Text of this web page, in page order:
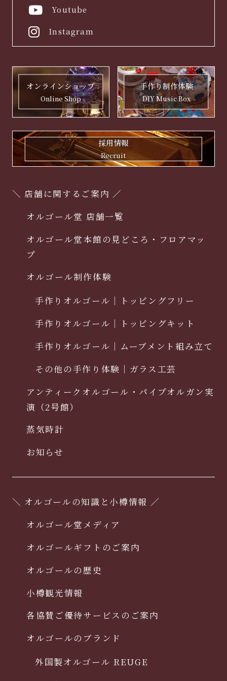
Youtube
Instagram
オンラインショップ
Online Shop
手作り制作体験
DIY Music Box
採用情報
Recruit
＼ 店舗に関するご案内 ／
オルゴール堂 店舗一覧
オルゴール堂本館の見どころ・フロアマッ
プ
オルゴール制作体験
手作りオルゴール｜トッピングフリー
手作りオルゴール｜トッピングキット
手作りオルゴール｜ムーブメント組み立て
その他の手作り体験｜ガラス工芸
アンティークオルゴール・パイプオルガン実
演（2号館）
蒸気時計
お知らせ
＼ オルゴールの知識と小樽情報 ／
オルゴール堂メディア
オルゴールギフトのご案内
オルゴールの歴史
小樽観光情報
各協賛ご優待サービスのご案内
オルゴールのブランド
外国製オルゴール REUGE